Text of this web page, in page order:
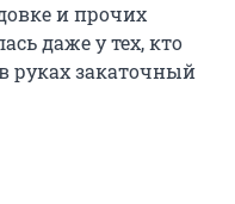
и прочих
даже у тех, кто
руках закаточный